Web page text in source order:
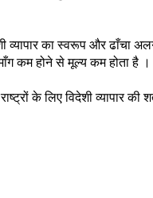
व्यापार का स्वरूप और ढाँचा
कम होने से मूल्य कम होता है
के लिए विदेशी व्यापार की